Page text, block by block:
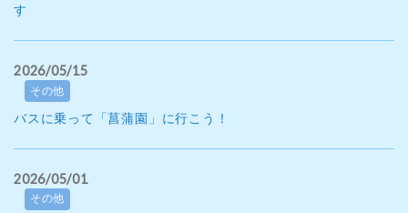
す
2026/05/15
その他
バスに乗って「菖蒲園」に行こう！
2026/05/01
その他